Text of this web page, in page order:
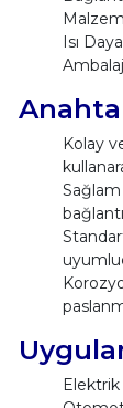
Isı
Kolay
Elektrik